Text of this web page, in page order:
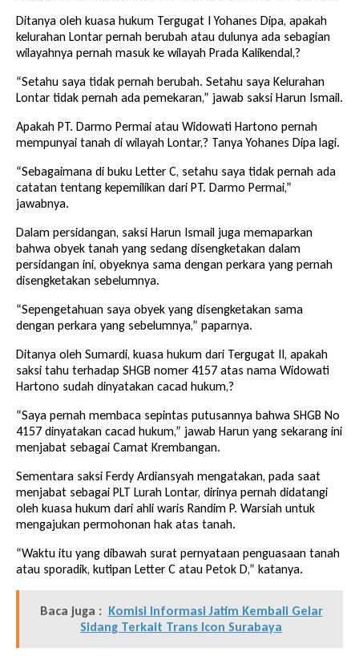
Ditanya oleh kuasa hukum Tergugat I Yohanes Dipa, apakah
kelurahan Lontar pernah berubah atau dulunya ada sebagian
wilayahnya pernah masuk ke wilayah Prada Kalikendal,?
“Setahu saya tidak pernah berubah. Setahu saya Kelurahan
Lontar tidak pernah ada pemekaran,” jawab saksi Harun Ismail.
Apakah PT. Darmo Permai atau Widowati Hartono pernah
mempunyai tanah di wilayah Lontar,? Tanya Yohanes Dipa lagi.
“Sebagaimana di buku Letter C, setahu saya tidak pernah ada
catatan tentang kepemilikan dari PT. Darmo Permai,”
jawabnya.
Dalam persidangan, saksi Harun Ismail juga memaparkan
bahwa obyek tanah yang sedang disengketakan dalam
persidangan ini, obyeknya sama dengan perkara yang pernah
disengketakan sebelumnya.
“Sepengetahuan saya obyek yang disengketakan sama
dengan perkara yang sebelumnya,” paparnya.
Ditanya oleh Sumardi, kuasa hukum dari Tergugat II, apakah
saksi tahu terhadap SHGB nomer 4157 atas nama Widowati
Hartono sudah dinyatakan cacad hukum,?
“Saya pernah membaca sepintas putusannya bahwa SHGB No
4157 dinyatakan cacad hukum,” jawab Harun yang sekarang ini
menjabat sebagai Camat Krembangan.
Sementara saksi Ferdy Ardiansyah mengatakan, pada saat
menjabat sebagai PLT Lurah Lontar, dirinya pernah didatangi
oleh kuasa hukum dari ahli waris Randim P. Warsiah untuk
mengajukan permohonan hak atas tanah.
“Waktu itu yang dibawah surat pernyataan penguasaan tanah
atau sporadik, kutipan Letter C atau Petok D,” katanya.
Baca juga : Komisi Informasi Jatim Kembali Gelar
Sidang Terkait Trans Icon Surabaya